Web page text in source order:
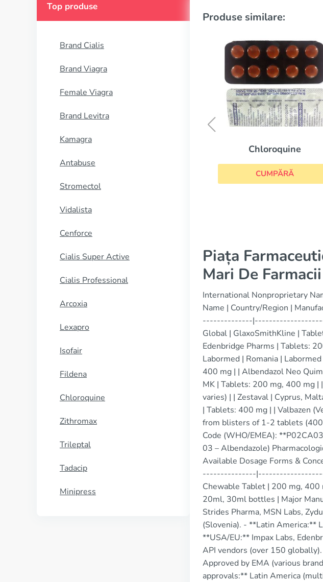
Top produse
Brand Cialis
Brand Viagra
Female Viagra
Brand Levitra
Kamagra
Antabuse
Stromectol
Vidalista
Cenforce
Cialis Super Active
Cialis Professional
Arcoxia
Lexapro
Isofair
Fildena
Chloroquine
Zithromax
Trileptal
Tadacip
Minipress
Produse similare:
Albenza
CUMPĂRĂ
Piața
Mari De Farmacii
International Nonproprietary
Name | Country/Region |
--------------
Global | GlaxoSmithKline |
Edenbridge Pharms | Tablets:
Labormed | Romania |
400 mg | | Albendazol Neo
MK | Tablets: 200 mg, 400 mg |
varies) | | Zestaval | Cyprus,
| Tablets: 400 mg | | Valbazen
from blisters of 1-2 tablets
Code (WHO/EMEA):
03 – Albendazole)
Available Dosage Forms &
---------------
Chewable Tablet | 200 mg,
20ml, 30ml bottles | Major
Strides Pharma, MSN Labs,
(Slovenia). - **Latin America:**
**USA/EU:** Impax Labs,
API vendors (over 150
Approved by EMA (various
approvals:** Latin America